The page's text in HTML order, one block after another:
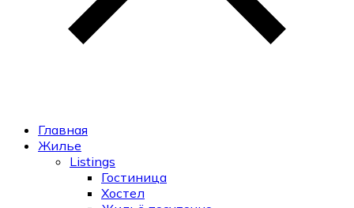
Главная
Жилье
Listings
Гостиница
Хостел